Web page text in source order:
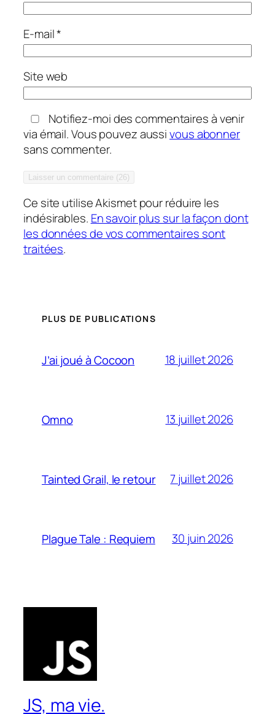
E-mail*
Site web
Notifiez-moi des commentaires à venir
via émail. Vous pouvez aussivous abonner
sans commenter.
Ce site utilise Akismet pour réduire les
indésirables. En savoir plus sur la façon dont
les données de vos commentaires sont
traitées.
PLUS DE PUBLICATIONS
J’ai joué à Cocoon 18 juillet 2026
Omno 13 juillet 2026
Tainted Grail, le retour 7 juillet 2026
Plague Tale : Requiem 30 juin 2026
JS, ma vie.